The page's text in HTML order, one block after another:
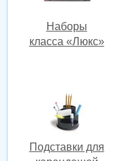
Наборы
класса «Люкс»
Подставки для